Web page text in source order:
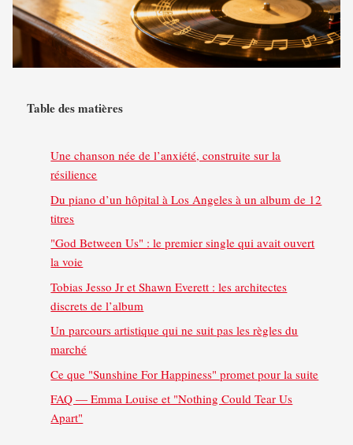
Table des matières
Une chanson née de l’anxiété, construite sur la
résilience
Du piano d’un hôpital à Los Angeles à un album de 12
titres
"God Between Us" : le premier single qui avait ouvert
la voie
Tobias Jesso Jr et Shawn Everett : les architectes
discrets de l’album
Un parcours artistique qui ne suit pas les règles du
marché
Ce que "Sunshine For Happiness" promet pour la suite
FAQ — Emma Louise et "Nothing Could Tear Us
Apart"